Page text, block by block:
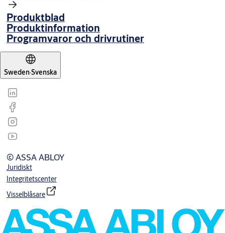
Produktblad
Produktinformation
Programvaror och drivrutiner
Sweden·Svenska
© ASSA ABLOY
Juridiskt
Integritetscenter
Visselblåsare